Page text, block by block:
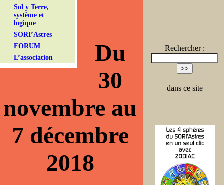
Sol y Terre,
système et
logique
SORI’Astres
FORUM
L’association
Rechercher :
dans ce site
Du
30
novembre au
7 décembre
2018